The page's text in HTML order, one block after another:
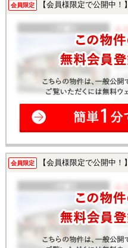
会員限定 【会員様限定で公開中！】
会員限定 【会員様限定で公開中！】